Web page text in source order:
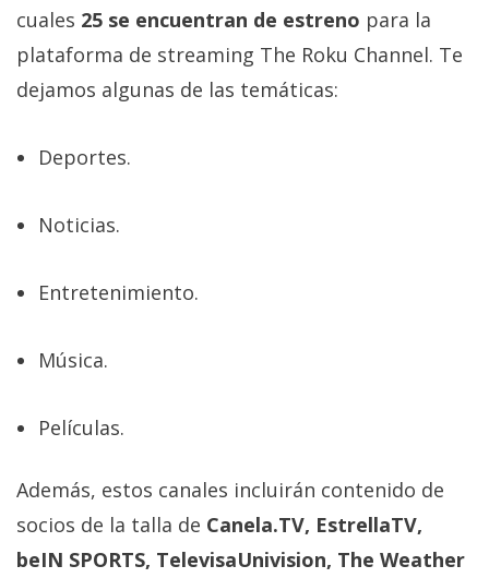
cuales 25 se encuentran de estreno para la
plataforma de streaming The Roku Channel. Te
dejamos algunas de las temáticas:
Deportes.
Noticias.
Entretenimiento.
Música.
Películas.
Además, estos canales incluirán contenido de
socios de la talla de Canela.TV, EstrellaTV,
beIN SPORTS, TelevisaUnivision, The Weather